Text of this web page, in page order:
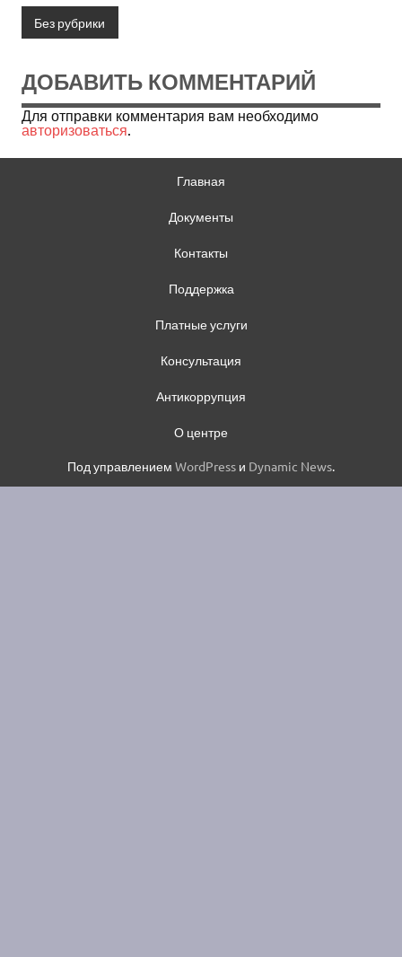
Без рубрики
ДОБАВИТЬ КОММЕНТАРИЙ
Для отправки комментария вам необходимо
авторизоваться.
Главная
Документы
Контакты
Поддержка
Платные услуги
Консультация
Антикоррупция
О центре
Под управлением WordPress и Dynamic News.